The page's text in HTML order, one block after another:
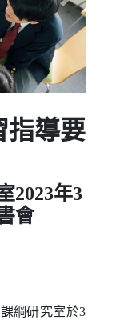
Next
指導要
2023年3
會
綱研究室於3